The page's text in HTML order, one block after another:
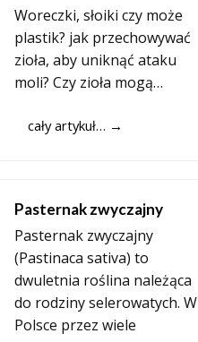
Woreczki, słoiki czy może
plastik? jak przechowywać
zioła, aby uniknąć ataku
moli? Czy zioła mogą…
cały artykuł… →
Pasternak zwyczajny
Pasternak zwyczajny
(Pastinaca sativa) to
dwuletnia roślina należąca
do rodziny selerowatych. W
Polsce przez wiele